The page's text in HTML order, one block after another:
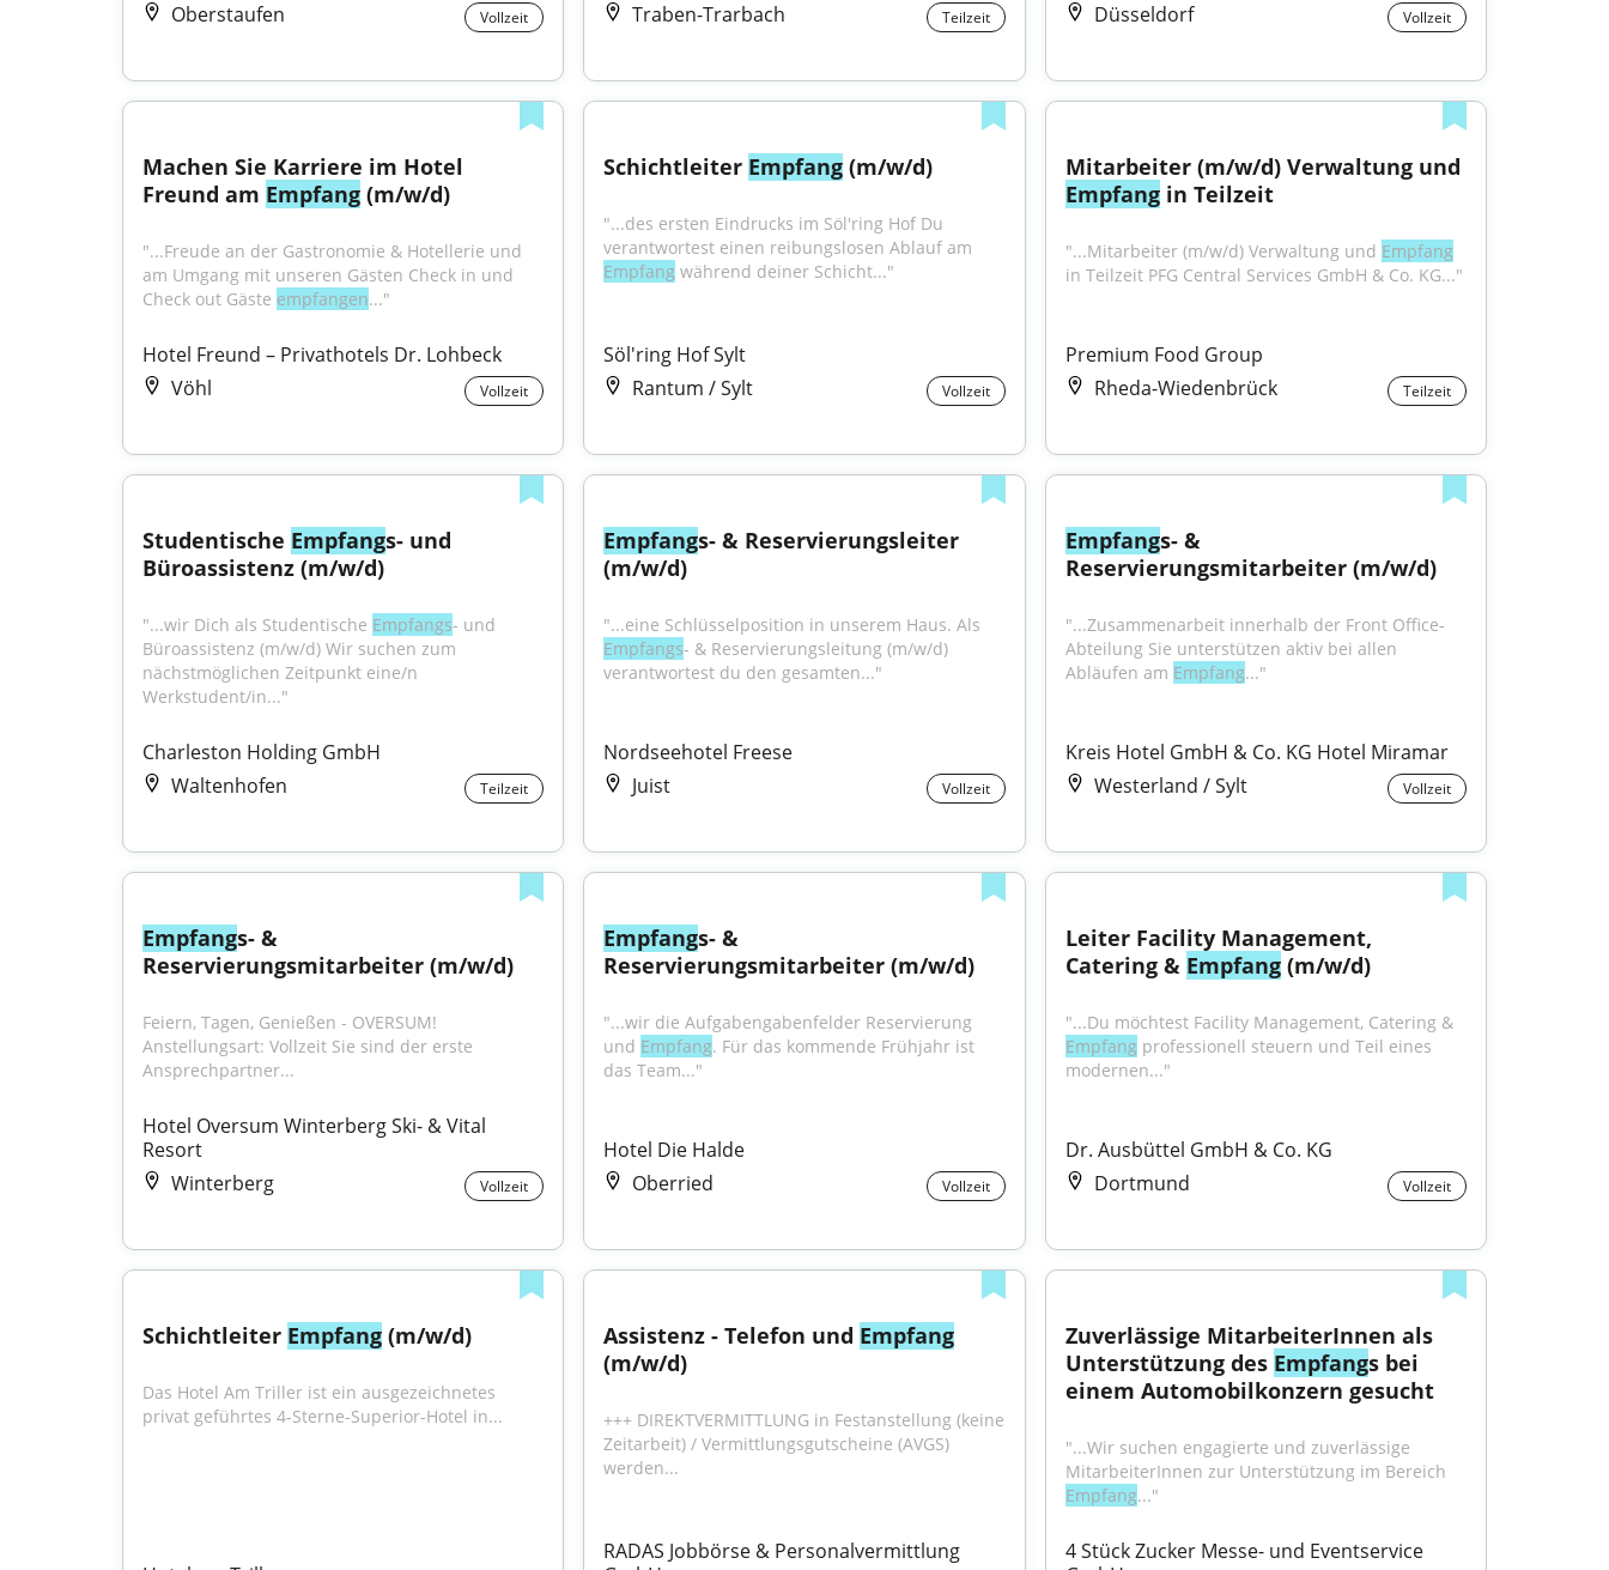
Oberstaufen
Vollzeit
Traben-Trarbach
Teilzeit
Düsseldorf
Vollzeit
Machen Sie Karriere im Hotel
Freund am Empfang (m/w/d)
"...Freude an der Gastronomie & Hotellerie und
am Umgang mit unseren Gästen Check in und
Check out Gäste empfangen..."
Hotel Freund – Privathotels Dr. Lohbeck
Vöhl
Vollzeit
Schichtleiter Empfang (m/w/d)
"...des ersten Eindrucks im Söl'ring Hof Du
Empfang während deiner Schicht..."
Söl'ring Hof Sylt
Rantum / Sylt
Vollzeit
Empfang in Teilzeit
"...Mitarbeiter (m/w/d) Verwaltung und Empfang
in Teilzeit PFG Central Services GmbH & Co. KG..."
Premium Food Group
Rheda-Wiedenbrück
Teilzeit
Studentische Empfangs- und
Büroassistenz (m/w/d)
"...wir Dich als Studentische Empfangs- und
Büroassistenz (m/w/d) Wir suchen zum
nächstmöglichen Zeitpunkt eine/n
Werkstudent/in..."
Charleston Holding GmbH
Waltenhofen
Teilzeit
Empfangs- & Reservierungsleiter
(m/w/d)
Empfangs- & Reservierungsleitung (m/w/d)
verantwortest du den gesamten..."
Nordseehotel Freese
Juist
Vollzeit
Empfangs- &
Reservierungsmitarbeiter (m/w/d)
"...Zusammenarbeit innerhalb der Front Office-
Abteilung Sie unterstützen aktiv bei allen
Abläufen am Empfang..."
Kreis Hotel GmbH & Co. KG Hotel Miramar
Westerland / Sylt
Vollzeit
Empfangs- &
Reservierungsmitarbeiter (m/w/d)
Feiern, Tagen, Genießen - OVERSUM!
Anstellungsart: Vollzeit Sie sind der erste
Ansprechpartner...
Hotel Oversum Winterberg Ski- & Vital
Resort
Winterberg
Vollzeit
Empfangs- &
Reservierungsmitarbeiter (m/w/d)
"...wir die Aufgabengabenfelder Reservierung
und Empfang. Für das kommende Frühjahr ist
das Team..."
Hotel Die Halde
Oberried
Vollzeit
Leiter Facility Management,
Catering & Empfang (m/w/d)
"...Du möchtest Facility Management, Catering &
Empfang professionell steuern und Teil eines
modernen..."
Dr. Ausbüttel GmbH & Co. KG
Dortmund
Vollzeit
Schichtleiter Empfang (m/w/d)
Das Hotel Am Triller ist ein ausgezeichnetes
privat geführtes 4-Sterne-Superior-Hotel in...
Assistenz - Telefon und Empfang
(m/w/d)
+++ DIREKTVERMITTLUNG in Festanstellung (keine
Zeitarbeit) / Vermittlungsgutscheine (AVGS)
werden...
RADAS Jobbörse & Personalvermittlung
Zuverlässige MitarbeiterInnen als
Unterstützung des Empfangs bei
einem Automobilkonzern gesucht
"...Wir suchen engagierte und zuverlässige
Empfang..."
4 Stück Zucker Messe- und Eventservice